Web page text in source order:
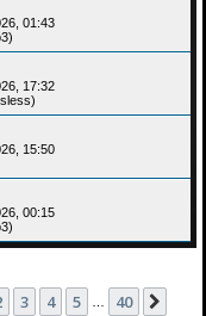
01:43
17:32
15:50
00:15
из 40
3 4 5 40